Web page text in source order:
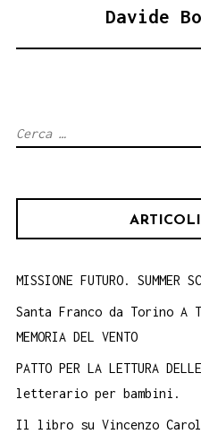
Davide
Ricerca
MISSIONE FUTURO.
Santa Franco da Torino A
MEMORIA DEL VENTO
PATTO PER LA LETTURA
letterario per bambini.
Il libro su Vincenzo